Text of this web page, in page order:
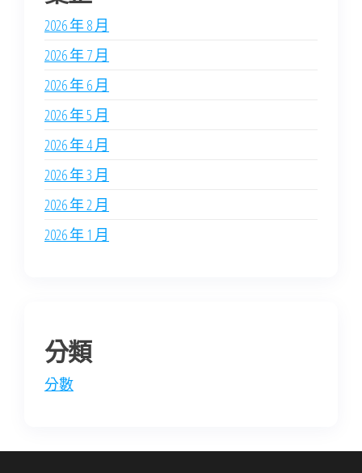
2026 年 8 月
2026 年 7 月
2026 年 6 月
2026 年 5 月
2026 年 4 月
2026 年 3 月
2026 年 2 月
2026 年 1 月
分類
分數